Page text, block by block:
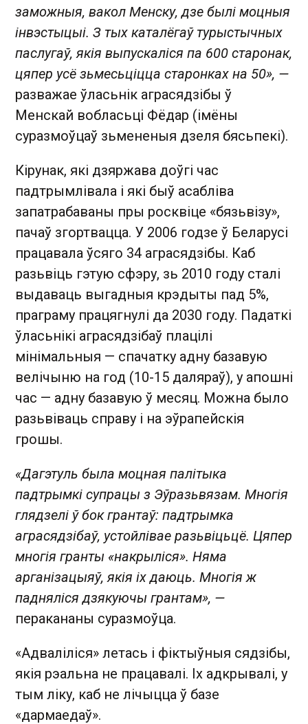
заможныя, вакол Менску, дзе былі моцныя
інвэстыцыі. З тых каталёгаў турыстычных
паслугаў, якія выпускаліся па 600 старонак,
цяпер усё зьмесьціцца старонках на 50», —
разважае ўласьнік аграсядзібы ў
Менскай вобласьці Фёдар (імёны
суразмоўцаў зьмененыя дзеля бясьпекі).
Кірунак, які дзяржава доўгі час
падтрымлівала і які быў асабліва
запатрабаваны пры росквіце «бязьвізу»,
пачаў згортвацца. У 2006 годзе ў Беларусі
працавала ўсяго 34 аграсядзібы. Каб
разьвіць гэтую сфэру, зь 2010 году сталі
выдаваць выгадныя крэдыты пад 5%,
праграму працягнулі да 2030 году. Падаткі
ўласьнікі аграсядзібаў плацілі
мінімальныя — спачатку адну базавую
велічыню на год (10-15 даляраў), у апошні
час — адну базавую ў месяц. Можна было
разьвіваць справу і на эўрапейскія
грошы.
«Дагэтуль была моцная палітыка
падтрымкі супрацы з Эўразьвязам. Многія
глядзелі ў бок грантаў: падтрымка
аграсядзібаў, устойлівае разьвіцьцё. Цяпер
многія гранты «накрыліся». Няма
арганізацыяў, якія іх даюць. Многія ж
падняліся дзякуючы грантам», —
перакананы суразмоўца.
«Адваліліся» летась і фіктыўныя сядзібы,
якія рэальна не працавалі. Іх адкрывалі, у
тым ліку, каб не лічыцца ў базе
«дармаедаў».